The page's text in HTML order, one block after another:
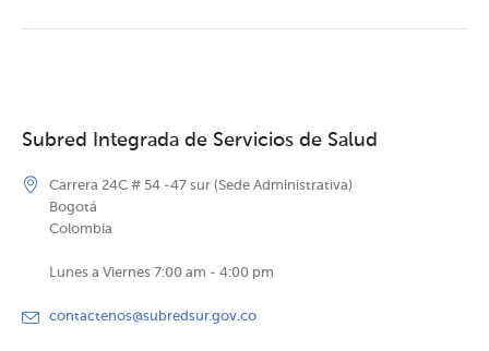
Subred Integrada de Servicios de Salud
Carrera 24C # 54 -47 sur (Sede Administrativa)
Bogotá
Colombia
Lunes a Viernes 7:00 am - 4:00 pm
contactenos@subredsur.gov.co